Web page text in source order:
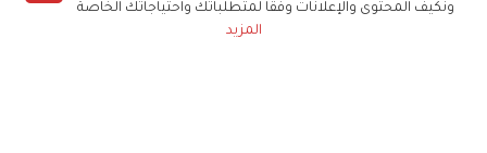
ونكيف المحتوى والإعلانات وفقا لمتطلباتك واحتياجاتك الخاصة
المزيد